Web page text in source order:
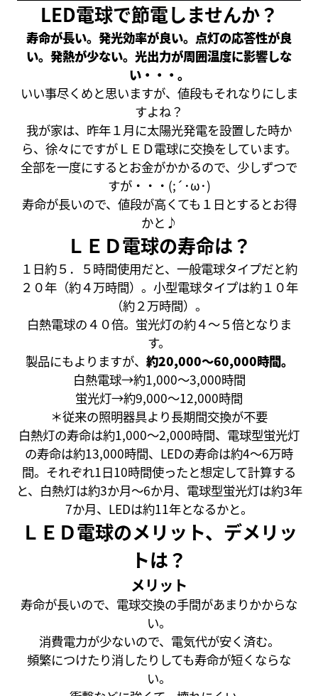
LED電球で節電しませんか？
寿命が長い。発光効率が良い。点灯の応答性が良
い。発熱が少ない。光出力が周囲温度に影響しな
い・・・。
いい事尽くめと思いますが、値段もそれなりにしま
すよね？
我が家は、昨年１月に太陽光発電を設置した時か
ら、徐々にですがＬＥＤ電球に交換をしています。
全部を一度にするとお金がかかるので、少しずつで
すが・・・(;´･ω･)
寿命が長いので、値段が高くても１日とするとお得
かと♪
ＬＥＤ電球の寿命は？
１日約５．５時間使用だと、一般電球タイプだと約
２０年（約４万時間）。小型電球タイプは約１０年
（約２万時間）。
白熱電球の４０倍。蛍光灯の約４～５倍となりま
す。
製品にもよりますが、 約20,000～60,000時間。
白熱電球→約1,000～3,000時間
蛍光灯→約9,000～12,000時間
＊従来の照明器具より長期間交換が不要
白熱灯の寿命は約1,000～2,000時間、電球型蛍光灯
の寿命は約13,000時間、LEDの寿命は約4～6万時
間。それぞれ1日10時間使ったと想定して計算する
と、白熱灯は約3か月～6か月、電球型蛍光灯は約3年
7か月、LEDは約11年となるかと。
ＬＥＤ電球のメリット、デメリッ
トは？
メリット
寿命が長いので、電球交換の手間があまりかからな
い。
消費電力が少ないので、電気代が安く済む。
頻繁につけたり消したりしても寿命が短くならな
い。